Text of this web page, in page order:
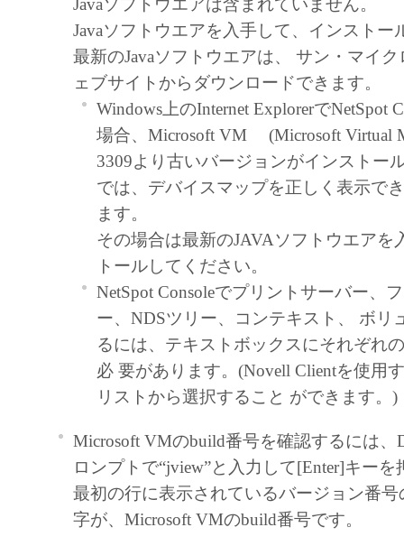
ア」の使用のいずれかをもって、本契約書
になります。お客様が本契約書に同意でき
ソフトウェア」を使用することはできませ
許諾
キヤノンは、お客様が「キヤノン
目的のために、「キヤノン製品」
トワークを通じ接続される複数の
下「指定機器」と言います。）に
トウェア」を使用（本契約書にお
トウェア」をコンピュータの記憶
ールすること、またはコンピュー
ること、 アクセスすること、もし
とのいずれも含むものとします。
占的権利をお客様に対して許諾し
また「指定機器」にネットワーク
に対して「本ソフトウェア」を使
きますが、かかるコンピュータの
上の義務および条件を遵守させる
行に関し全責任を負うことを条件
Javaソフトウエアは含まれていません。
Javaソフトウエアを入手して、インストー
最新のJavaソフトウエアは、 サン・マイ
ェブサイトからダウンロードできます。
Windows上のInternet ExplorerでNetSpot
場合、Microsoft VM (Microsoft Virtual
3309より古いバージョンがインストー
では、デバイスマップを正しく表示で
ます。
その場合は最新のJAVAソフトウエアを
トールしてください。
NetSpot Consoleでプリントサーバー、
ー、NDSツリー、コンテキスト、 ボリ
るには、テキストボックスにそれぞれ
必 要があります。(Novell Clientを使用
リストから選択すること ができます。)
Microsoft VMのbuild番号を確認するには、
ロンプトで“jview”と入力して[Enter]キーを
最初の行に表示されているバージョン番
字が、Microsoft VMのbuild番号です。